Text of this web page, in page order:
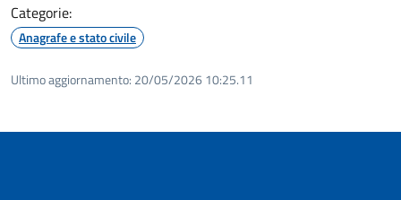
Categorie:
Anagrafe e stato civile
Ultimo aggiornamento: 20/05/2026 10:25.11